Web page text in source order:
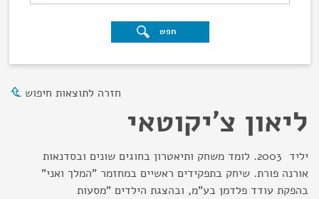
חפש
חזרה לתוצאות חיפוש
ליאון צ'יקוטאי
יליד 2003. לומד משחק ותיאטרון בחוגים שונים ובסדנאות
אורנה פורת. שיחק בתפקידים ראשיים במחזמר "המלך ואני"
בהפקת עודד פלדמן בע"מ, ובהצגת הילדים "מסעות